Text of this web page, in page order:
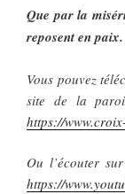
Que par la
reposent en
Vous pouvez
site de la
https://
Ou l’écouter
https://